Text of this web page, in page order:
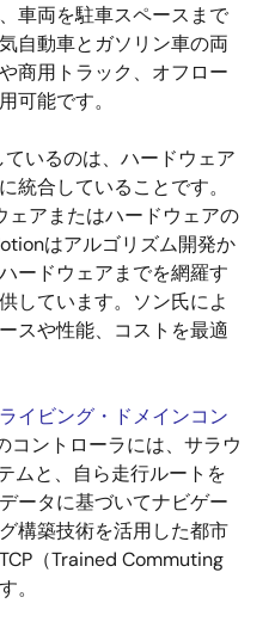
車両を駐車スペースまで
自動車とガソリン車の両
商用トラック、オフロー
可能です。
いるのは、ハードウェア
統合していることです。
ェアまたはハードウェアの
はアルゴリズム開発か
ードウェアまでを網羅す
しています。ソン氏によ
スや性能、コストを最適
イビング・ドメインコン
コントローラには、サラウ
ムと、自ら走行ルートを
ータに基づいてナビゲー
構築技術を活用した都市
（Trained Commuting
。